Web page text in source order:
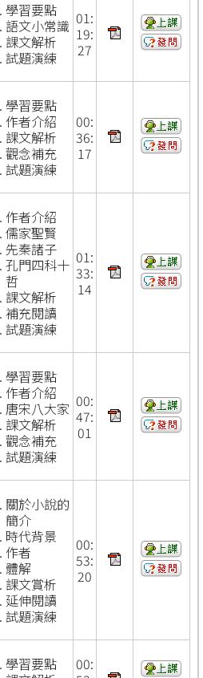
學習要點
語文小常識
課文解析
試題演練
01:
19:
27
學習要點
作者介紹
課文解析
觀念補充
試題演練
00:
36:
17
作者介紹
儒家聖賢
先秦諸子
孔門四科十
哲
課文解析
補充閱讀
試題演練
01:
33:
14
學習要點
作者介紹
唐宋八大家
課文解析
觀念補充
試題演練
00:
47:
01
關於小說的
簡介
時代背景
作者
體解
課文賞析
延伸閱讀
試題演練
00:
53:
20
學習要點
00: